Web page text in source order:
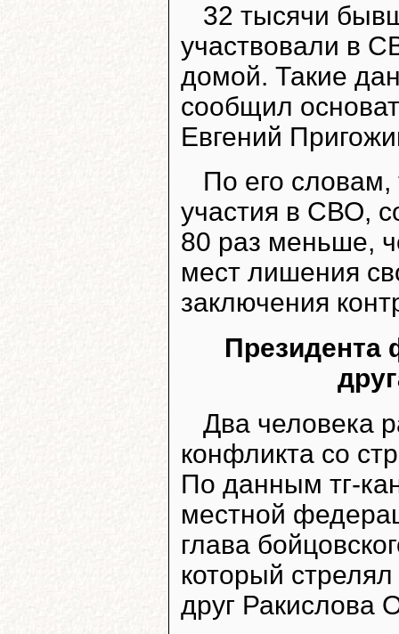
32 тысячи
участвовали в
домой. Такие
сообщил
Евгений
По его
участия в СВО,
80 раз меньше,
мест лишения
заключения
Президента
Два человека
конфликта со
По данным тг-
местной
глава
который
друг Ракислова